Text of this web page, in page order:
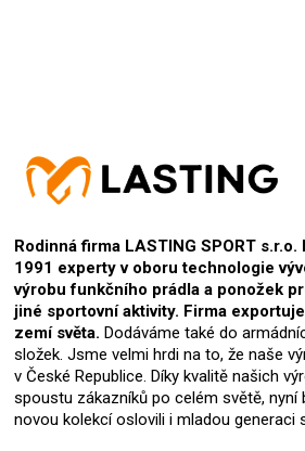
Rodinná firma LASTING SPORT
1991 experty v oboru technologie
výrobu funkčního prádla a ponožek
jiné sportovní aktivity. Firma
zemí světa. Dodáváme také do
složek. Jsme velmi hrdi na to, že naše
v České Republice. Díky kvalitě našich
spoustu zákazníků po celém světě, nyní
novou kolekcí oslovili i mladou generaci